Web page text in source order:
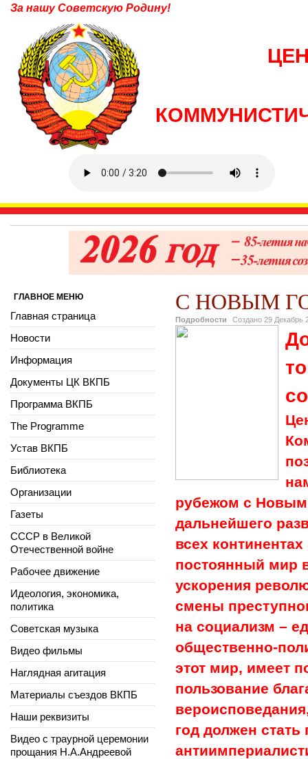
За нашу Советскую Родину!
С НОВЫМ
Подробности Создано 29 Декабрь
рубежом с Новым
дальнейшего
всех
постоянный мир
ускорения
смены
на социализм –
общественно-
этот мир, имеет
пользование
год должен
ГЛАВНОЕ МЕНЮ
Главная страница
Новости
Информация
Документы ЦК ВКПБ
Программа ВКПБ
The Programme
Устав ВКПБ
Библиотека
Организации
Газеты
СССР в Великой
Отечественной войне
Рабочее движение
Идеология, экономика,
политика
Советская музыка
Видео фильмы
Наглядная агитация
Материалы съездов ВКПБ
Наши реквизиты
Видео с траурной церемонии
прощания Н.А.Андреевой